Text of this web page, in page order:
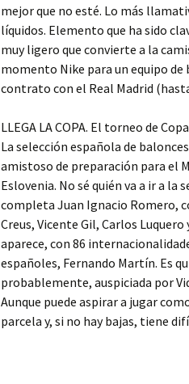
mejor que no esté. Lo más
líquidos. Elemento que ha sido
muy ligero que convierte a la
momento Nike para un equipo de
contrato con el Real Madrid
LLEGA LA COPA. El torneo de
La selección española de
amistoso de preparación para el
Eslovenia. No sé quién va a ir a la
completa Juan Ignacio Romero,
Creus, Vicente Gil, Carlos
aparece, con 86
españoles, Fernando Martín. Es
probablemente, auspiciada por
Aunque puede aspirar a jugar
parcela y, si no hay bajas, tiene